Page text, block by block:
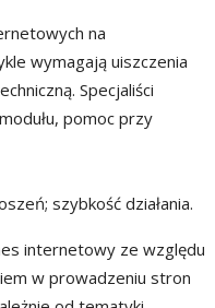
na
wymagają uiszczenia
Specjaliści
pomoc przy
szybkość działania.
internetowy ze względu
w prowadzeniu stron